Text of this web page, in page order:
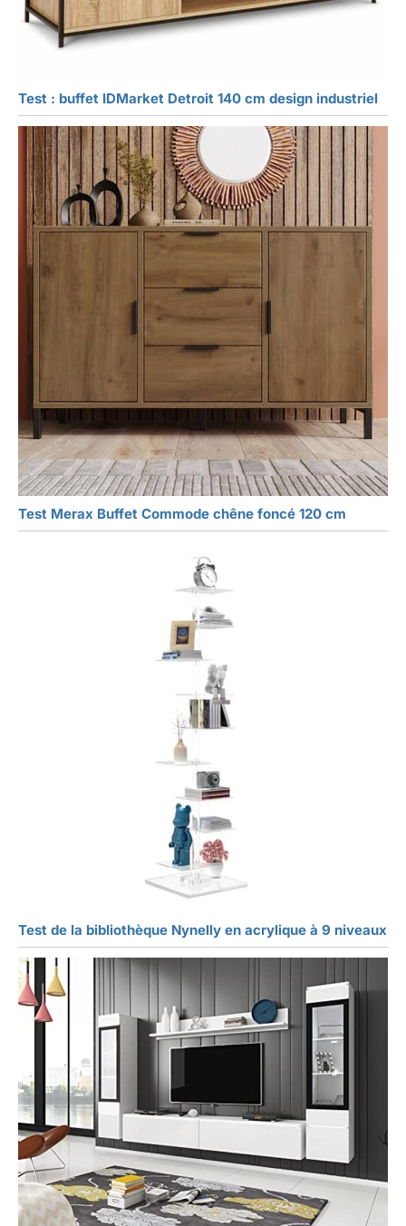
Test : buffet IDMarket Detroit 140 cm design industriel
Test Merax Buffet Commode chêne foncé 120 cm
Test de la bibliothèque Nynelly en acrylique à 9 niveaux